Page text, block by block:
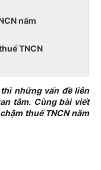
năm
TNCN
những vấn đề liên
tâm. Cùng bài viết
thuế TNCN năm